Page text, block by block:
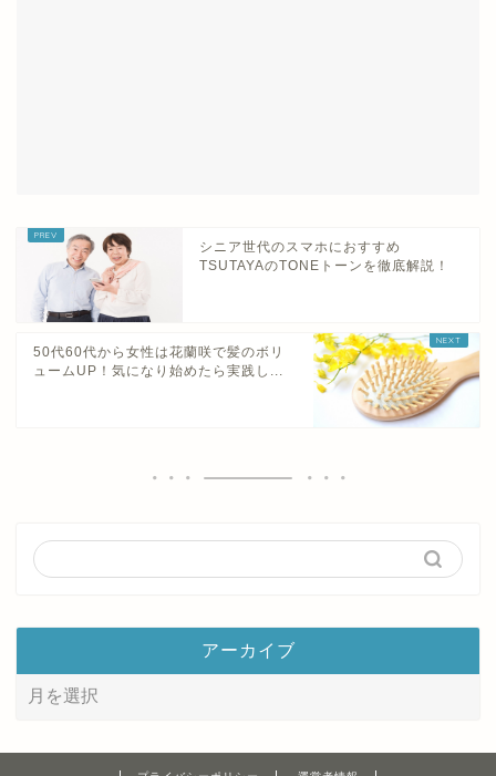
シニア世代のスマホにおすすめ
TSUTAYAのTONEトーンを徹底解説！
50代60代から女性は花蘭咲で髪のボリ
ュームUP！気になり始めたら実践し...
アーカイブ